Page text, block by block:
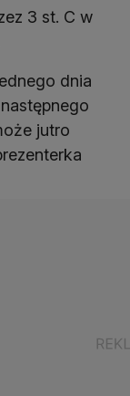
3 st. C w
dnia
jutro